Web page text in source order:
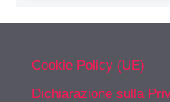
Cookie Policy (UE)
Dichiarazione sulla